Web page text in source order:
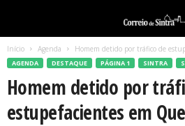
Início Agenda Homem detido por tráfico de
AGENDA DESTAQUE PÁGINA 1 SINTRA
Homem detido por
estupefacientes em